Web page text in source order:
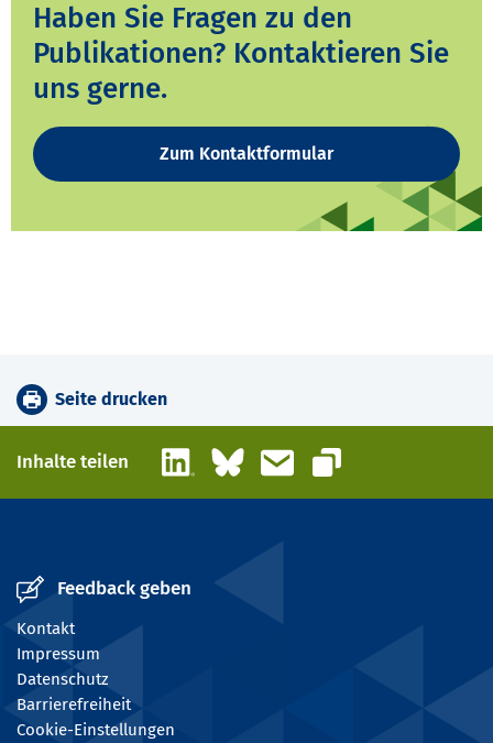
Haben Sie Fragen zu den
Publikationen? Kontaktieren Sie
uns gerne.
Zum Kontaktformular
Seite drucken
Inhalte teilen LinkedInBlueskyE-Mail
Link kopieren
Feedback geben
Kontakt
Impressum
Datenschutz
Barrierefreiheit
Cookie-Einstellungen